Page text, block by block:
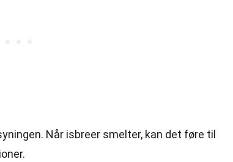
Når isbreer smelter, kan det føre til